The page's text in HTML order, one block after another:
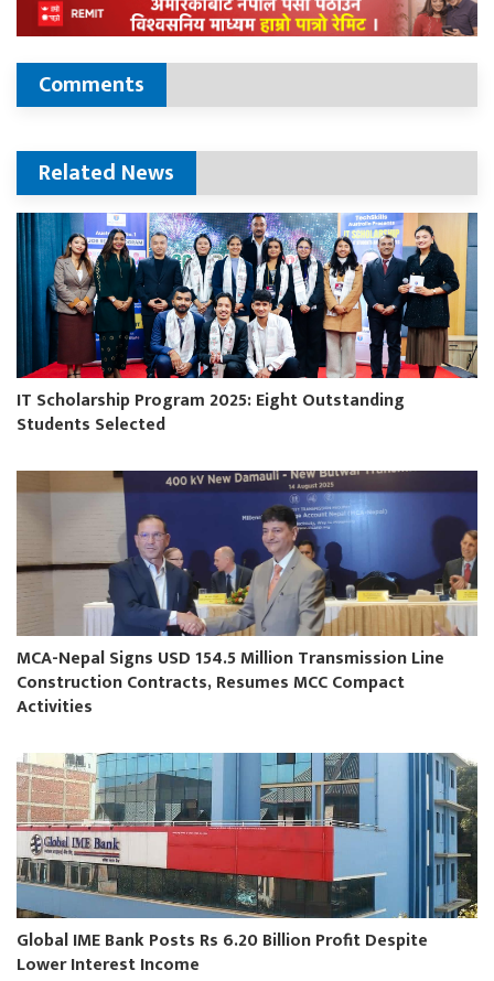
Comments
Related News
IT Scholarship Program 2025: Eight Outstanding
Students Selected
MCA-Nepal Signs USD 154.5 Million Transmission Line
Construction Contracts, Resumes MCC Compact
Activities
Global IME Bank Posts Rs 6.20 Billion Profit Despite
Lower Interest Income